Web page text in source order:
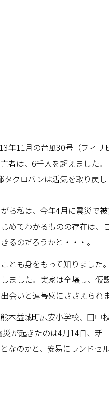
年11月の台風30号（フィ
者は、6千人を超えました。
クロバンは活気を取り戻
ら私は、今年4月に震災で
めてわかるものの存在は
るのだろうかと・・・。
とも身をもって知りまし
ました。実家は全壊し、
会いと連帯感にささえられま
本益城町広安小学校、田
が起きたのは4月14日、
なのかと、安易にランド